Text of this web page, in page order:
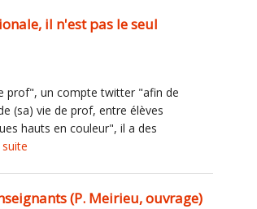
il n'est pas le seul
prof", un compte twitter "afin de
(sa) vie de prof, entre élèves
hauts en couleur", il a des
(P. Meirieu, ouvrage)